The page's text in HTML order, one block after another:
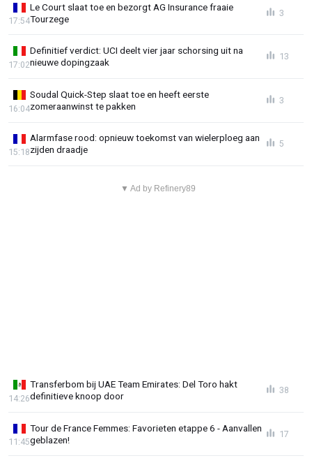
Le Court slaat toe en bezorgt AG Insurance fraaie
Tourzege
17:54
3
Definitief verdict: UCI deelt vier jaar schorsing uit na
nieuwe dopingzaak
17:02
13
Soudal Quick-Step slaat toe en heeft eerste
zomeraanwinst te pakken
16:04
3
Alarmfase rood: opnieuw toekomst van wielerploeg aan
zijden draadje
15:18
5
▼ Ad by Refinery89
Transferbom bij UAE Team Emirates: Del Toro hakt
definitieve knoop door
14:26
38
Tour de France Femmes: Favorieten etappe 6 - Aanvallen
geblazen!
11:45
17